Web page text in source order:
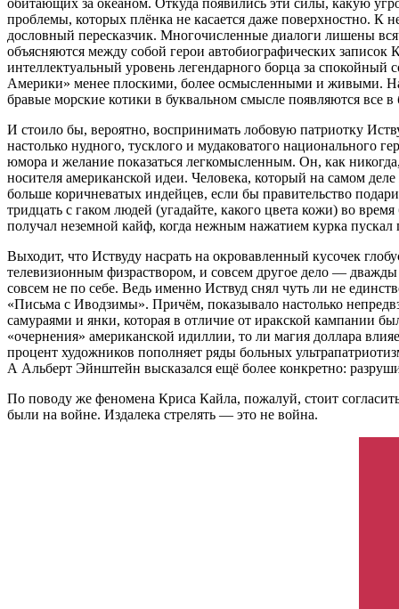
обитающих за океаном. Откуда появились эти силы, какую
проблемы, которых плёнка не касается даже поверхностно. К
дословный пересказчик. Многочисленные диалоги лишены
объясняются между собой герои автобиографических записок
интеллектуальный уровень легендарного борца за
Америки» менее плоскими, более осмысленными и живыми.
бравые морские котики в буквальном смысле появляются все в
И стоило бы, вероятно, воспринимать лобовую патриотку
настолько нудного, тусклого и мудаковатого национального
юмора и желание показаться легкомысленным. Он, как
носителя американской идеи. Человека, который на самом
больше коричневатых индейцев, если бы правительство
тридцать с гаком людей (угадайте, какого цвета кожи) во
получал неземной кайф, когда нежным нажатием курка
Выходит, что Иствуду насрать на окровавленный кусочек
телевизионным физраствором, и совсем другое дело —
совсем не по себе. Ведь именно Иствуд снял чуть ли не
«Письма с Иводзимы». Причём, показывало настолько
самураями и янки, которая в отличие от иракской кампании
«очернения» американской идиллии, то ли магия доллара
процент художников пополняет ряды больных
А Альберт Эйнштейн высказался ещё более конкретно:
По поводу же феномена Криса Кайла, пожалуй, стоит
были на войне. Издалека стрелять — это не война.